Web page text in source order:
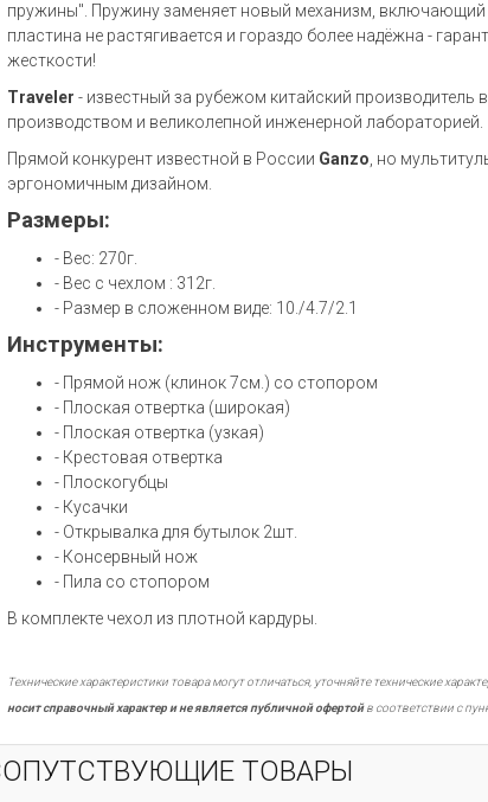
пружины". Пружину заменяет новый механизм, включающий
пластина не растягивается и гораздо более надёжна -
жесткости!
Traveler - известный за рубежом китайский
производством и великолепной инженерной лабораторией.
Прямой конкурент известной в России Ganzo , но
эргономичным дизайном.
Размеры:
- Вес: 270г.
- Вес с чехлом : 312г.
- Размер в сложенном виде: 10./4.7/2.1
Инструменты:
- Прямой нож (клинок 7см.) со стопором
- Плоская отвертка (широкая)
- Плоская отвертка (узкая)
- Крестовая отвертка
- Плоскогубцы
- Кусачки
- Открывалка для бутылок 2шт.
- Консервный нож
- Пила со стопором
В комплекте чехол из плотной кардуры.
Технические характеристики товара могут отличаться, уточняйте технические
носит справочный характер и не является публичной офертойв соответствии с
ТОВАРЫ